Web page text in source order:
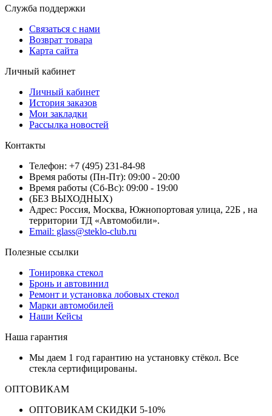
Служба поддержки
Связаться с нами
Возврат товара
Карта сайта
Личный кабинет
Личный кабинет
История заказов
Мои закладки
Рассылка новостей
Контакты
Телефон: +7 (495) 231-84-98
Время работы (Пн-Пт): 09:00 - 20:00
Время работы (Сб-Вс): 09:00 - 19:00
(БЕЗ ВЫХОДНЫХ)
Адрес: Россия, Москва, Южнопортовая улица, 22Б , на
территории ТД «Автомобили».
Email: glass@steklo-club.ru
Полезные ссылки
Тонировка стекол
Бронь и автовинил
Ремонт и установка лобовых стекол
Марки автомобилей
Наши Кейсы
Наша гарантия
Мы даем 1 год гарантию на установку стёкол. Все
стекла сертифицированы.
ОПТОВИКАМ
ОПТОВИКАМ СКИДКИ 5-10%